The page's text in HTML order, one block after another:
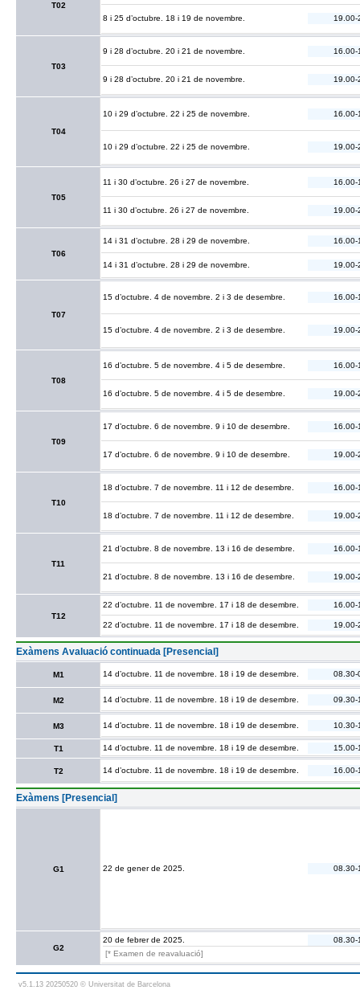
T02
8 i 25 d’octubre. 18 i 19 de novembre. 19.00-
T03
9 i 28 d’octubre. 20 i 21 de novembre. 16.00-
9 i 28 d’octubre. 20 i 21 de novembre. 19.00-
T04
10 i 29 d’octubre. 22 i 25 de novembre. 16.00-
10 i 29 d’octubre. 22 i 25 de novembre. 19.00-
T05
11 i 30 d’octubre. 26 i 27 de novembre. 16.00-
11 i 30 d’octubre. 26 i 27 de novembre. 19.00-
T06
14 i 31 d’octubre. 28 i 29 de novembre. 16.00-
14 i 31 d’octubre. 28 i 29 de novembre. 19.00-
T07
15 d’octubre. 4 de novembre. 2 i 3 de desembre. 16.00-
15 d’octubre. 4 de novembre. 2 i 3 de desembre. 19.00-
T08
16 d’octubre. 5 de novembre. 4 i 5 de desembre. 16.00-
16 d’octubre. 5 de novembre. 4 i 5 de desembre. 19.00-
T09
17 d’octubre. 6 de novembre. 9 i 10 de desembre. 16.00-
17 d’octubre. 6 de novembre. 9 i 10 de desembre. 19.00-
T10
18 d’octubre. 7 de novembre. 11 i 12 de desembre. 16.00-
18 d’octubre. 7 de novembre. 11 i 12 de desembre. 19.00-
T11
21 d’octubre. 8 de novembre. 13 i 16 de desembre. 16.00-
21 d’octubre. 8 de novembre. 13 i 16 de desembre. 19.00-
T12
22 d’octubre. 11 de novembre. 17 i 18 de desembre. 16.00-
22 d’octubre. 11 de novembre. 17 i 18 de desembre. 19.00-
Exàmens Avaluació continuada [Presencial]
M1 14 d’octubre. 11 de novembre. 18 i 19 de desembre. 08.30-
M2 14 d’octubre. 11 de novembre. 18 i 19 de desembre. 09.30-
M3 14 d’octubre. 11 de novembre. 18 i 19 de desembre. 10.30-
T1 14 d’octubre. 11 de novembre. 18 i 19 de desembre. 15.00-
T2 14 d’octubre. 11 de novembre. 18 i 19 de desembre. 16.00-
Exàmens [Presencial]
G1 22 de gener de 2025. 08.30-
G2
20 de febrer de 2025.
08.30-
[* Examen de reavaluació]
v5.1.13 20250520 © Universitat de Barcelona